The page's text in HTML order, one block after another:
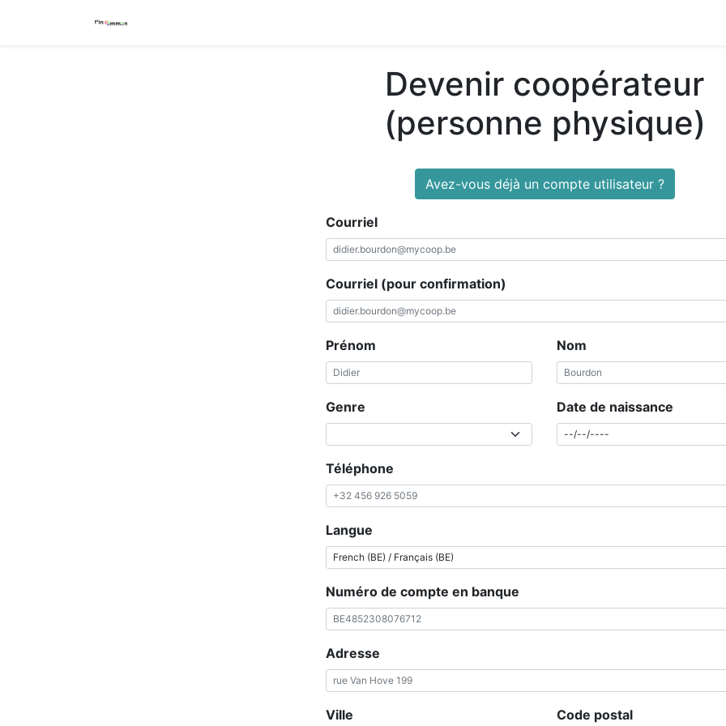
Devenir coopérateur
(personne physique)
Avez-vous déjà un compte utilisateur ?
Courriel
Courriel (pour confirmation)
Prénom Nom
Genre Date de naissance
Téléphone
Langue
Numéro de compte en banque
Adresse
Ville Code postal